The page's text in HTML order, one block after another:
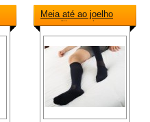
Meia até ao joelho
com fibra crabyon